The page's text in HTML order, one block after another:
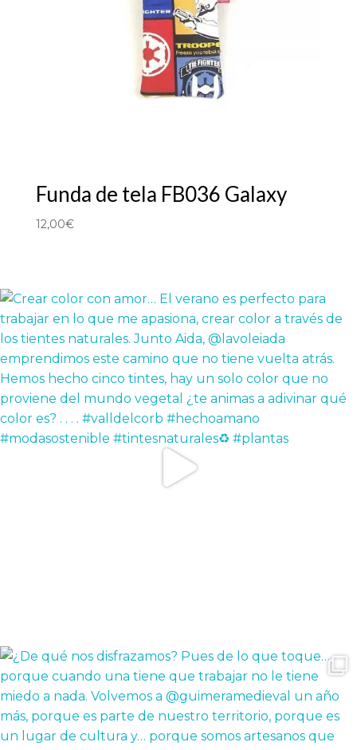
Funda de tela FB036 Galaxy
12,00€